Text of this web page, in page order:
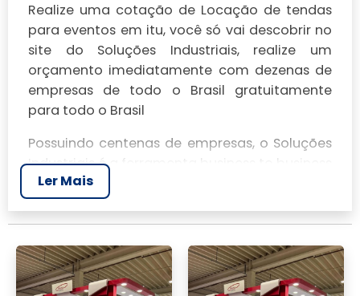
Realize uma cotação de Locação de tendas
para eventos em itu, você só vai descobrir no
site do Soluções Industriais, realize um
orçamento imediatamente com dezenas de
empresas de todo o Brasil gratuitamente
para todo o Brasil
Possuindo centenas de empresas, o Soluções
Industriais é a ferramenta business to business
mais completo da área industrial. Para
realizar um orçamento de Locação de tendas
para eventos em itu, clique em um ou mais
dos anuciantes a seguir:
Ler Mais